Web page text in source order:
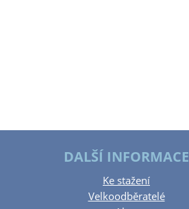
DALŠÍ INFORMACE
Ke stažení
Velkoodběratelé